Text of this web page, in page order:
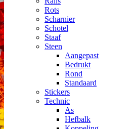
Rots
Scharnier
Schotel
Staaf
Steen
Aangepast
Bedrukt
Rond
Standaard
Stickers
Technic
As
Hefbalk